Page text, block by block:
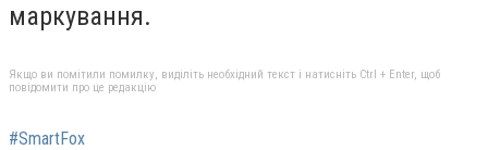
маркування.
Якщо ви помітили помилку, виділіть необхідний текст і натисніть Ctrl + Enter, щоб
повідомити про це редакцію
#SmartFox